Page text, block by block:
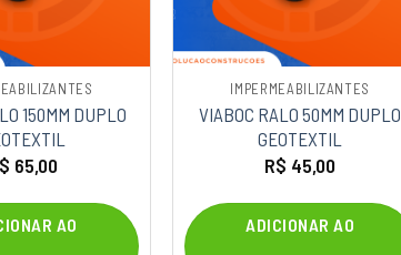
150MM DUPLO
65,00
AO
IMPERMEABILIZANTES
VIABOC RALO 50MM DUPLO
GEOTEXTIL
R$ 45,00
ADICIONAR AO